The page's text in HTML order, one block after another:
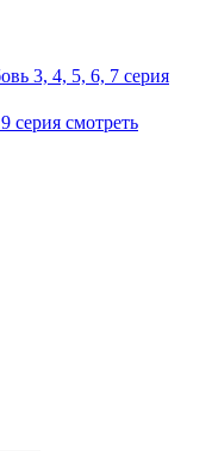
3, 4, 5, 6, 7 серия
серия смотреть